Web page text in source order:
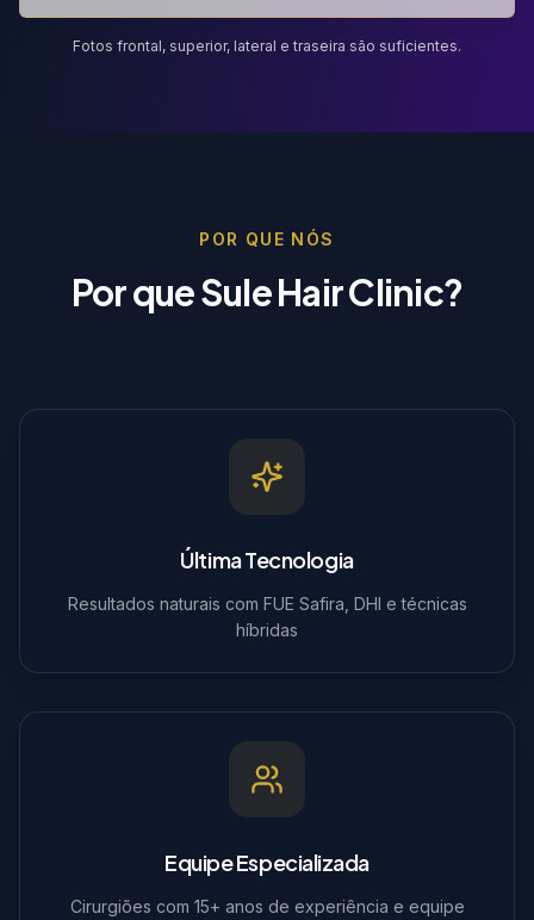
Fotos frontal, superior, lateral e traseira são suficientes.
POR QUE NÓS
Por que Sule Hair Clinic?
Última Tecnologia
Resultados naturais com FUE Safira, DHI e técnicas
híbridas
Equipe Especializada
Cirurgiões com 15+ anos de experiência e equipe